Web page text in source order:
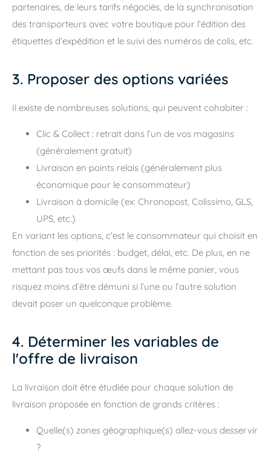
partenaires, de leurs tarifs négociés, de la synchronisation
des transporteurs avec votre boutique pour l’édition des
étiquettes d’expédition et le suivi des numéros de colis, etc.
3. Proposer des options variées
Il existe de nombreuses solutions, qui peuvent cohabiter :
Clic & Collect : retrait dans l’un de vos magasins
(généralement gratuit)
Livraison en points relais (généralement plus
économique pour le consommateur)
Livraison à domicile (ex: Chronopost, Colissimo, GLS,
UPS, etc.)
En variant les options, c’est le consommateur qui choisit en
fonction de ses priorités : budget, délai, etc. De plus, en ne
mettant pas tous vos œufs dans le même panier, vous
risquez moins d’être démuni si l’une ou l’autre solution
devait poser un quelconque problème.
4. Déterminer les variables de
l'offre de livraison
La livraison doit être étudiée pour chaque solution de
livraison proposée en fonction de grands critères :
Quelle(s) zones géographique(s) allez-vous desservir
?